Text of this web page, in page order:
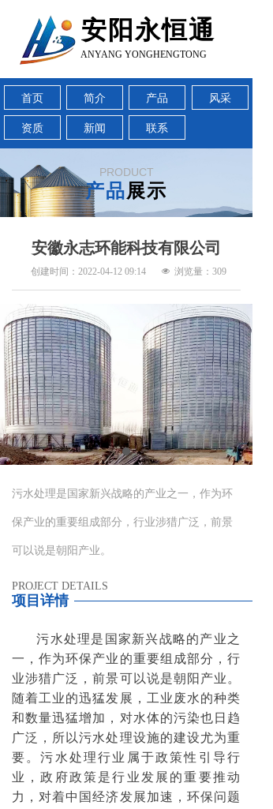
首页 简介 产品
风采
资质
新闻 联系
ANYANG YONGHENGTONG
安阳永恒通
安徽永志环能科技有限公司
创建时间： 2022-04-12 09:14 넶 浏览量： 309
污水处理是国家新兴战略的产业之一，作为环
保产业的重要组成部分，行业涉猎广泛，前景
可以说是朝阳产业。
污水处理是国家新兴战略的产业之
一，作为环保产业的重要组成部分，行
业涉猎广泛，前景可以说是朝阳产业。
随着工业的迅猛发展，工业废水的种类
和数量迅猛增加，对水体的污染也日趋
广泛，所以污水处理设施的建设尤为重
要。污水处理行业属于政策性引导行
业，政府政策是行业发展的重要推动
力，对着中国经济发展加速，环保问题
PROJECT DETAILS
项目详情
产品展示
PRODUCT